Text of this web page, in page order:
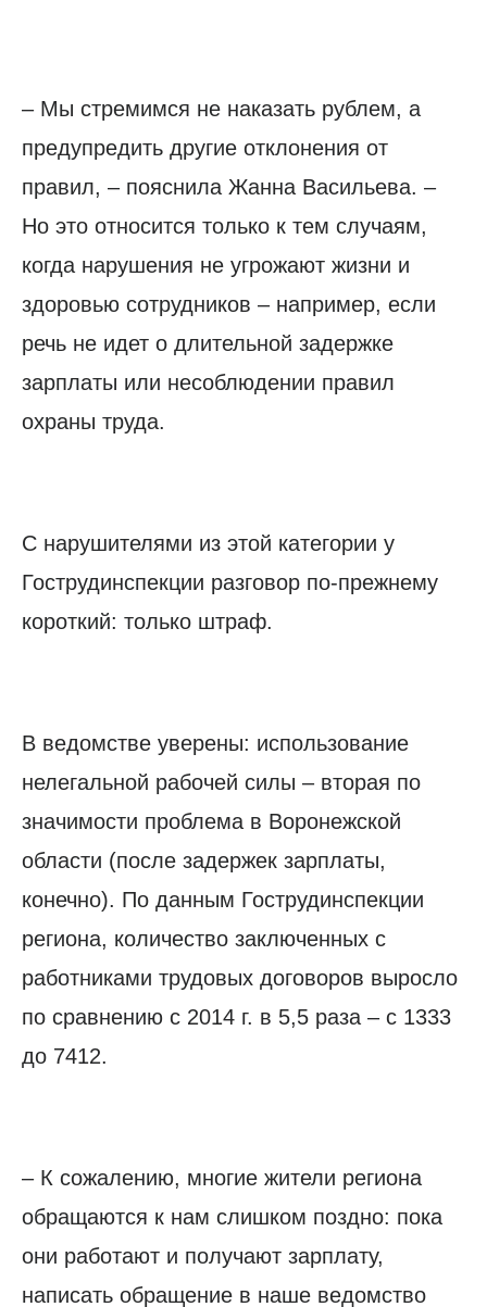
– Мы стремимся не наказать рублем, а
предупредить другие отклонения от
правил, – пояснила Жанна Васильева. –
Но это относится только к тем случаям,
когда нарушения не угрожают жизни и
здоровью сотрудников – например, если
речь не идет о длительной задержке
зарплаты или несоблюдении правил
охраны труда.
С нарушителями из этой категории у
Гострудинспекции разговор по-прежнему
короткий: только штраф.
В ведомстве уверены: использование
нелегальной рабочей силы – вторая по
значимости проблема в Воронежской
области (после задержек зарплаты,
конечно). По данным Гострудинспекции
региона, количество заключенных с
работниками трудовых договоров выросло
по сравнению с 2014 г. в 5,5 раза – с 1333
до 7412.
– К сожалению, многие жители региона
обращаются к нам слишком поздно: пока
они работают и получают зарплату,
написать обращение в наше ведомство